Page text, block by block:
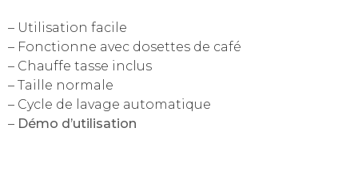
– Utilisation facile
– Fonctionne avec dosettes de café
– Chauffe tasse inclus
– Taille normale
– Cycle de lavage automatique
– Démo d’utilisation